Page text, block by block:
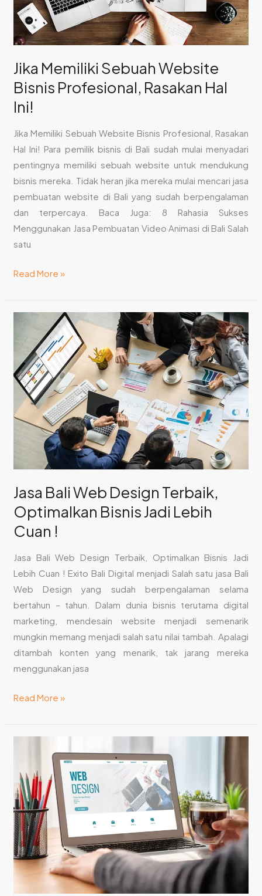
Jika Memiliki Sebuah Website
Bisnis Profesional, Rasakan Hal
Ini!
Jika Memiliki Sebuah Website Bisnis Profesional, Rasakan
Hal Ini! Para pemilik bisnis di Bali sudah mulai menyadari
pentingnya memiliki sebuah website untuk mendukung
bisnis mereka. Tidak heran jika mereka mulai mencari jasa
pembuatan website di Bali yang sudah berpengalaman
dan terpercaya. Baca Juga: 8 Rahasia Sukses
Menggunakan Jasa Pembuatan Video Animasi di Bali Salah
satu
Hal
Ini!
Read More »
Jasa Bali Web Design Terbaik,
Optimalkan Bisnis Jadi Lebih
Cuan !
Jasa Bali Web Design Terbaik, Optimalkan Bisnis Jadi
Lebih Cuan ! Exito Bali Digital menjadi Salah satu jasa Bali
Web Design yang sudah berpengalaman selama
bertahun – tahun. Dalam dunia bisnis terutama digital
marketing, mendesain website menjadi semenarik
mungkin memang menjadi salah satu nilai tambah. Apalagi
ditambah konten yang menarik, tak jarang mereka
menggunakan jasa
Web
Design
Terbaik,
Optimalkan
Bisnis
Read More »
Penggunaan
Jasa
Pembuatan
Website
Bali
untuk
Bisnis
Anda